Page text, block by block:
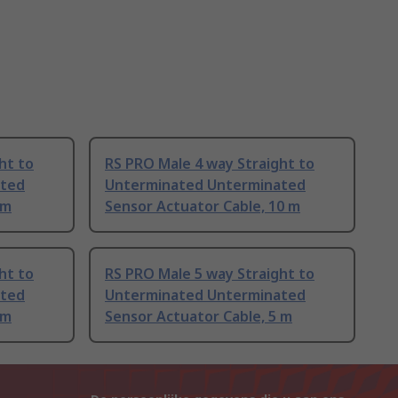
to
RS PRO Male 4 way Straight to
Unterminated Unterminated
Sensor Actuator Cable, 10 m
to
RS PRO Male 5 way Straight to
Unterminated Unterminated
Sensor Actuator Cable, 5 m